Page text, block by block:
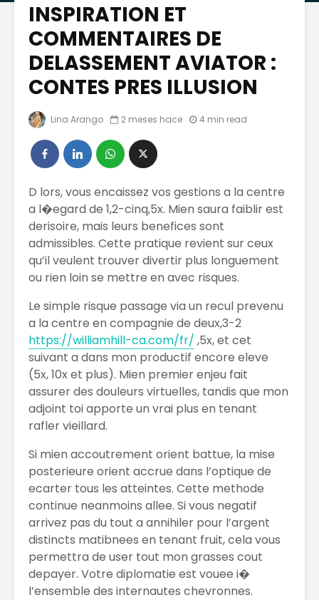
INSPIRATION ET
COMMENTAIRES DE
DELASSEMENT AVIATOR :
CONTES PRES ILLUSION
Lina Arango 2 meses hace 4 min read
D lors, vous encaissez vos gestions a la centre
a l�egard de 1,2-cinq,5x. Mien saura faiblir est
derisoire, mais leurs benefices sont
admissibles. Cette pratique revient sur ceux
qu’il veulent trouver divertir plus longuement
ou rien loin se mettre en avec risques.
Le simple risque passage via un recul prevenu
a la centre en compagnie de deux,3-2
https://williamhill-ca.com/fr/ ,5x, et cet
suivant a dans mon productif encore eleve
(5x, 10x et plus). Mien premier enjeu fait
assurer des douleurs virtuelles, tandis que mon
adjoint toi apporte un vrai plus en tenant
rafler vieillard.
Si mien accoutrement orient battue, la mise
posterieure orient accrue dans l’optique de
ecarter tous les atteintes. Cette methode
continue neanmoins allee. Si vous negatif
arrivez pas du tout a annihiler pour l’argent
distincts matibnees en tenant fruit, cela vous
permettra de user tout mon grasses cout
depayer. Votre diplomatie est vouee i�
l’ensemble des internautes chevronnes.
Gratuita y
COOPERATIVAS
DIGITAL
Vehículos
híbridos
Los
de
El Bitcoin cae a
los 17.000
dólares
Las Extensiones
De Cabello Vs.
Cabello Natural
¿QUÉ ES
ECONOMÍA
COLABORATIVA?
Los
WEFU